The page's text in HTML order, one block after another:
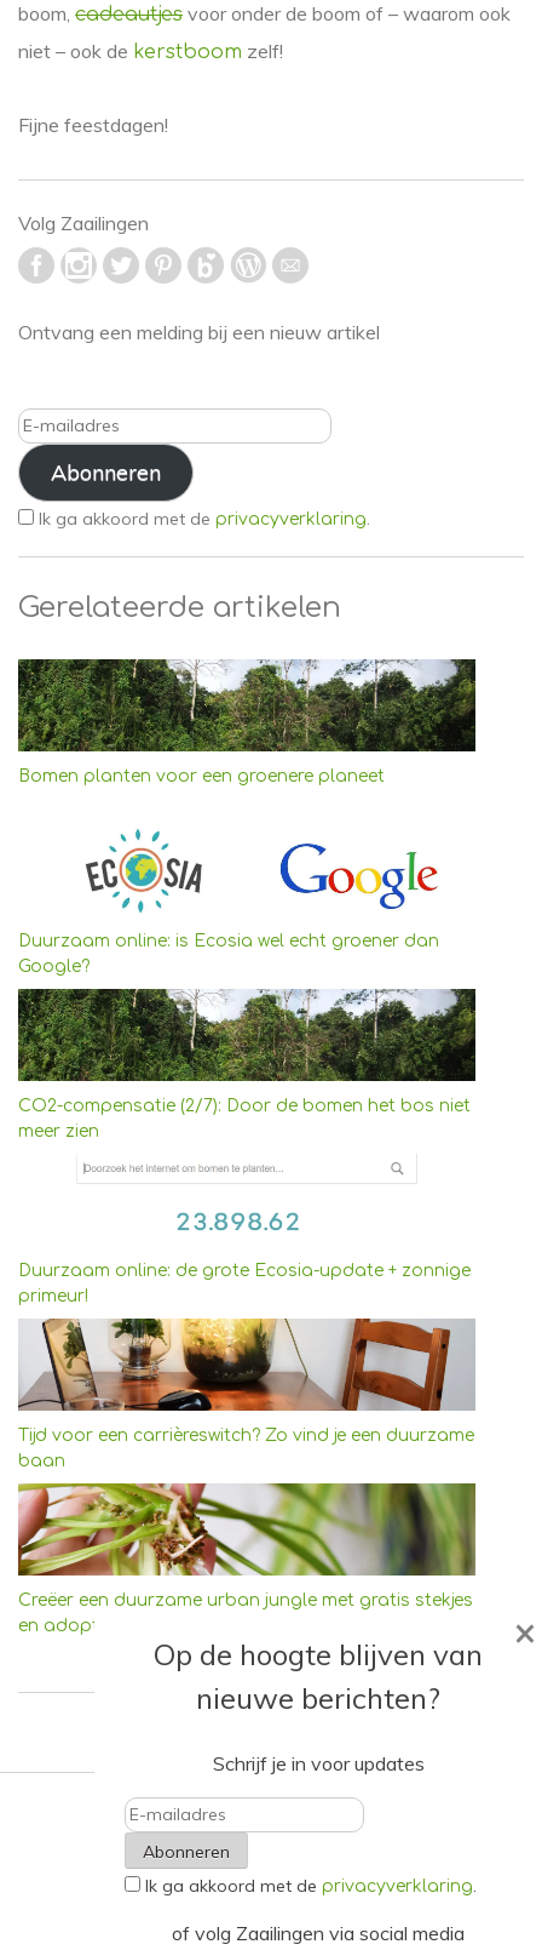
boom, cadeautjes voor onder de boom of – waarom ook
niet – ook de kerstboom zelf!
Fijne feestdagen!
Volg Zaailingen
Ontvang een melding bij een nieuw artikel
E-
mailadresAbonneren
Ik ga akkoord met de privacyverklaring.
Gerelateerde artikelen
Bomen planten voor een groenere planeet
Duurzaam online: is Ecosia wel echt groener dan
Google?
CO2-compensatie (2/7): Door de bomen het bos niet
meer zien
Duurzaam online: de grote Ecosia-update + zonnige
primeur!
Tijd voor een carrièreswitch? Zo vind je een duurzame
baan
Creëer een duurzame urban jungle met gratis stekjes
en adoptieplanten
Op de hoogte blijven van
nieuwe berichten?
Schrijf je in voor updates
E-
mailadres
Ik ga akkoord met de privacyverklaring.
of volg Zaailingen via social media
×